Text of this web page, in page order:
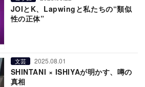
JOIとK、Lapwingと私たちの“類似
性の正体”
文芸 2025.08.01
SHINTANI × ISHIYAが明かす、噂の
真相